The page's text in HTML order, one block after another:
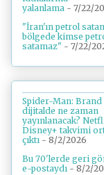
yalanlama - 7/22/
"İran'ın petrol
bölgede kimse
satamaz" - 7/22/
Spider-Man: Brand
dijitalde ne zaman
yayınlanacak?
Disney+ takvimi
çıktı - 8/2/2026
Bu 70'lerde geri
e-postaydı - 8/2/